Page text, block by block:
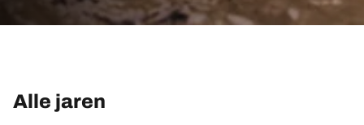
Alle jaren